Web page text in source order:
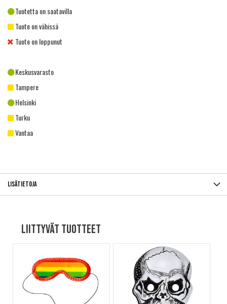
Tuotetta on saatavilla
Tuote on vähissä
Tuote on loppunut
Keskusvarasto
Tampere
Helsinki
Turku
Vantaa
Lisätietoja
Liittyvät tuotteet